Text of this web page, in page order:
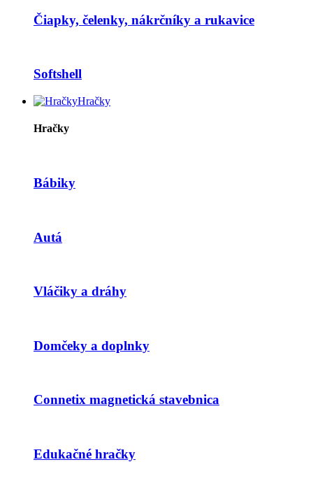
Čiapky, čelenky, nákrčníky a rukavice
Softshell
Hračky
Hračky
Bábiky
Autá
Vláčiky a dráhy
Domčeky a doplnky
Connetix magnetická stavebnica
Edukačné hračky